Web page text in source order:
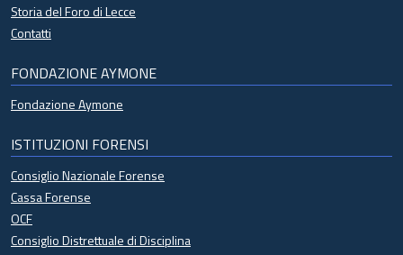
Storia del Foro di Lecce
Contatti
FONDAZIONE AYMONE
Fondazione Aymone
ISTITUZIONI FORENSI
Consiglio Nazionale Forense
Cassa Forense
OCF
Consiglio Distrettuale di Disciplina